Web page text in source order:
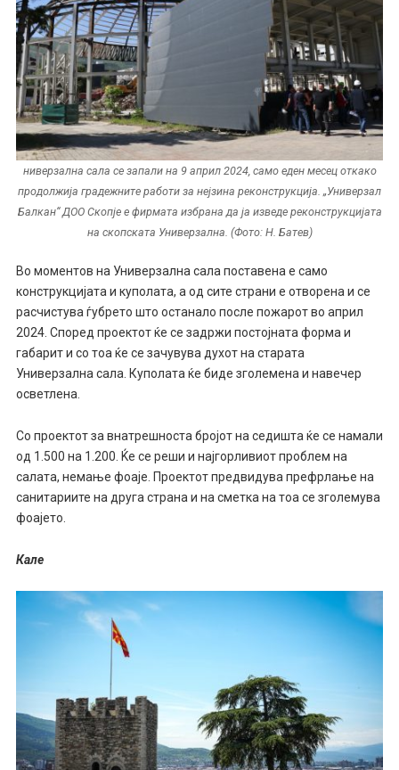
ниверзална сала се запали на 9 април 2024, само еден месец откако
продолжија градежните работи за нејзина реконструкција. „Универзал
Балкан“ ДОО Скопје е фирмата избрана да ја изведе реконструкцијата
на скопската Универзална. (Фото: Н. Батев)
Во моментов на Универзална сала поставена е само
конструкцијата и куполата, а од сите страни е отворена и се
расчистува ѓубрето што останало после пожарот во април
2024. Според проектот ќе се задржи постојната форма и
габарит и со тоа ќе се зачувува духот на старата
Универзална сала. Куполата ќе биде зголемена и навечер
осветлена.
Со проектот за внатрешноста бројот на седишта ќе се намали
од 1.500 на 1.200. Ќе се реши и најгорливиот проблем на
салата, немање фоаје. Проектот предвидува префрлање на
санитариите на друга страна и на сметка на тоа се зголемува
фоајето.
Кале